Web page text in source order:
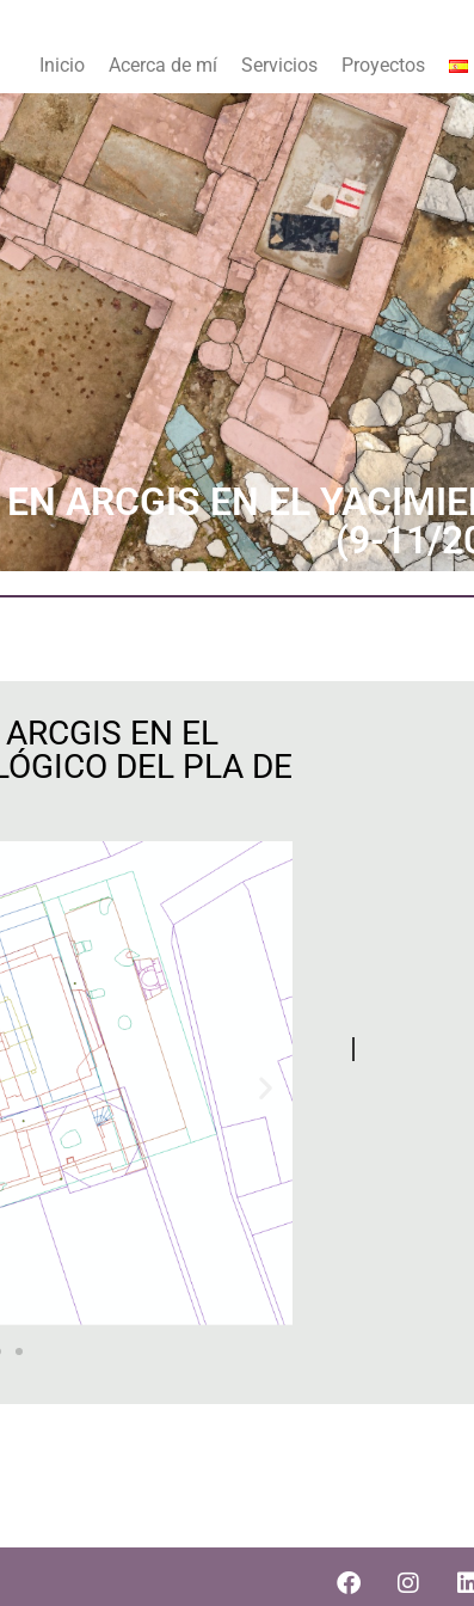
Inicio Acerca de mí Servicios Proyectos
ARCGIS EN EL
(9-11/
EN EL
DEL PLA DE